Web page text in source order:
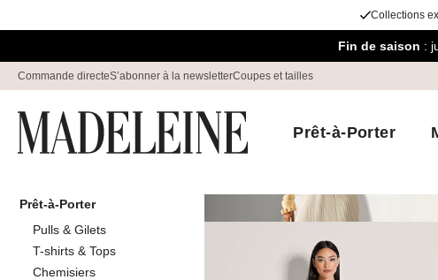
Collections
Fin de saison :
Commande directeS’abonner à la newsletterCoupes et tailles
Prêt-à-Porter
Prêt-à-Porter
Pulls & Gilets
T-shirts & Tops
Chemisiers
Prêt-à-Porter Jupes
Jupes 91produits